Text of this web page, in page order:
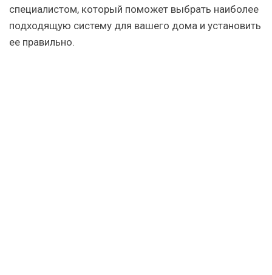
специалистом, который поможет выбрать наиболее
подходящую систему для вашего дома и установить
ее правильно.